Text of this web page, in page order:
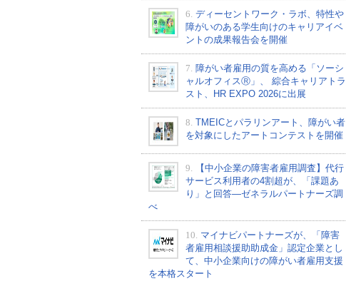
6. ディーセントワーク・ラボ、特性や
障がいのある学生向けのキャリアイベ
ントの成果報告会を開催
7. 障がい者雇用の質を高める「ソーシ
ャルオフィスⓇ」、 綜合キャリアトラ
スト、HR EXPO 2026に出展
8. TMEICとパラリンアート、障がい者
を対象にしたアートコンテストを開催
9.
【中小企業の障害者雇用調査】代行
サービス利用者の4割超が、「課題あ
り」と回答―ゼネラルパートナーズ調
べ
10. マイナビパートナーズが、「障害
者雇用相談援助助成金」認定企業とし
て、中小企業向けの障がい者雇用支援
を本格スタート